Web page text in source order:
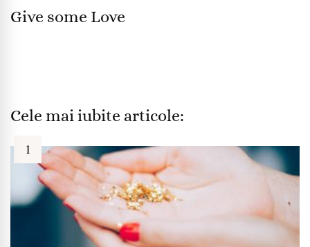
Give some Love
Cele mai iubite articole: